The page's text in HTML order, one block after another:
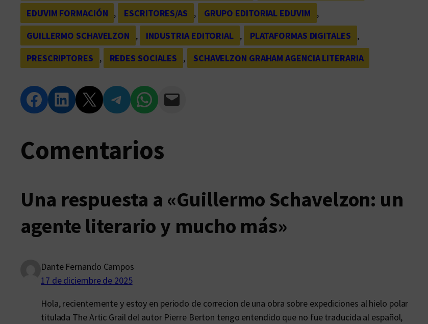
EDUVIM FORMACIÓN , ESCRITORES/AS , GRUPO EDITORIAL EDUVIM
,
GUILLERMO SCHAVELZON
, INDUSTRIA EDITORIAL , PLATAFORMAS DIGITALES
,
PRESCRIPTORES
, REDES SOCIALES , SCHAVELZON GRAHAM AGENCIA LITERARIA
Compartir en Facebook Compartir en LinkedIn Compartir en Twitter Compartir en Telegram Compartir en WhatsApp Compartir vía Email
Comentarios
Una respuesta a «Guillermo Schavelzon: un
agente literario y mucho más»
Dante Fernando Campos
17 de diciembre de 2025
Hola, recientemente y estoy en periodo de correcion de una obra sobre expediciones al hielo polar
titulada The Artic Grail del autor Pierre Berton tengo entendido que no fue traducida al español,